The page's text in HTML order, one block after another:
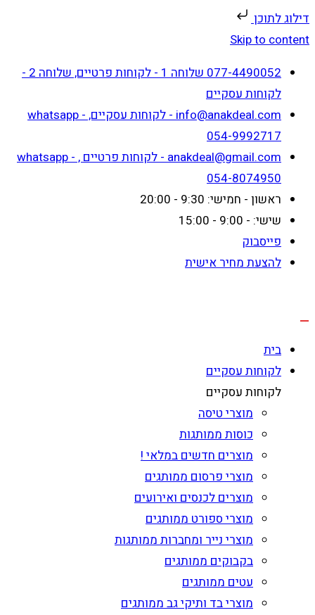
דילוג לתוכן
Skip to content
077-4490052 שלוחה 1 - לקוחות פרטיים, שלוחה 2 -
לקוחות עסקיים
info@anakdeal.com - לקוחות עסקיים, whatsapp -
054-9992717
anakdeal@gmail.com - לקוחות פרטיים , whatsapp -
054-8074950
ראשון - חמישי: 9:30 - 20:00
שישי: - 9:00 - 15:00
פייסבוק
להצעת מחיר אישית
בית
לקוחות עסקיים
לקוחות עסקיים
מוצרי טיסה
כוסות ממותגות
מוצרים חדשים במלאי !
מוצרי פרסום ממותגים
מוצרים לכנסים ואירועים
מוצרי ספורט ממותגים
מוצרי נייר ומחברות ממותגות
בקבוקים ממותגים
עטים ממותגים
מוצרי בד ותיקי גב ממותגים